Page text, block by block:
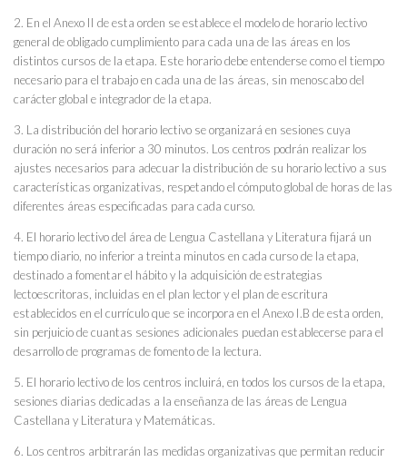
2. En el Anexo II de esta orden se establece el modelo de horario lectivo
general de obligado cumplimiento para cada una de las áreas en los
distintos cursos de la etapa. Este horario debe entenderse como el tiempo
necesario para el trabajo en cada una de las áreas, sin menoscabo del
carácter global e integrador de la etapa.
3. La distribución del horario lectivo se organizará en sesiones cuya
duración no será inferior a 30 minutos. Los centros podrán realizar los
ajustes necesarios para adecuar la distribución de su horario lectivo a sus
características organizativas, respetando el cómputo global de horas de las
diferentes áreas especificadas para cada curso.
4. El horario lectivo del área de Lengua Castellana y Literatura fijará un
tiempo diario, no inferior a treinta minutos en cada curso de la etapa,
destinado a fomentar el hábito y la adquisición de estrategias
lectoescritoras, incluidas en el plan lector y el plan de escritura
establecidos en el currículo que se incorpora en el Anexo I.B de esta orden,
sin perjuicio de cuantas sesiones adicionales puedan establecerse para el
desarrollo de programas de fomento de la lectura.
5. El horario lectivo de los centros incluirá, en todos los cursos de la etapa,
sesiones diarias dedicadas a la enseñanza de las áreas de Lengua
Castellana y Literatura y Matemáticas.
6. Los centros arbitrarán las medidas organizativas que permitan reducir